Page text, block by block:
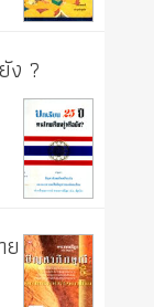
ง ?